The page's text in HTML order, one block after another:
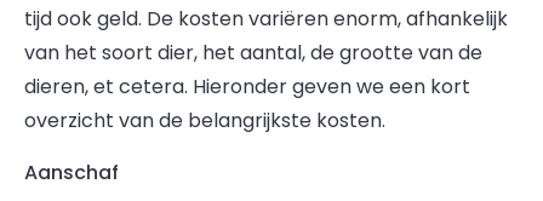
tijd ook geld. De kosten variëren enorm, afhankelijk
van het soort dier, het aantal, de grootte van de
dieren, et cetera. Hieronder geven we een kort
overzicht van de belangrijkste kosten.
Aanschaf